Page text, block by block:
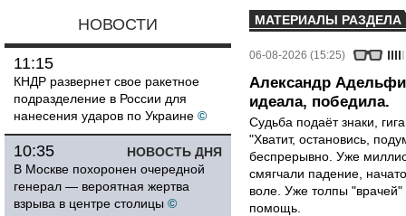
НОВОСТИ
11:15
КНДР развернет свое ракетное
подразделение в России для
нанесения ударов по Украине ©
НОВОСТЬ ДНЯ
10:35
В Москве похоронен очередной
генерал — вероятная жертва
взрыва в центре столицы ©
МАТЕРИАЛЫ РАЗДЕЛА
06-08-2026 (15:25)
Александр
идеала, победила.
Судьба подаёт знаки,
"Хватит, остановись,
беспрерывно. Уже
смягчали падение,
воле. Уже толпы
помощь.